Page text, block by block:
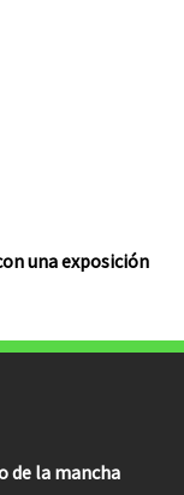
una exposición
de la mancha